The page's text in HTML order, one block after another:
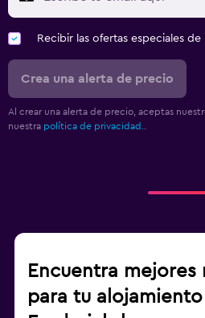
Recibir las ofertas especiales
Crea una alerta de precio
Al crear una alerta de precio, aceptas
nuestra política de privacidad.
Encuentra mejores
para tu